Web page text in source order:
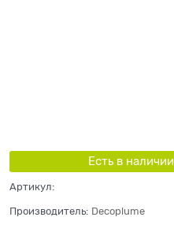
Есть в наличии
Артикул:
Производитель: Decoplume